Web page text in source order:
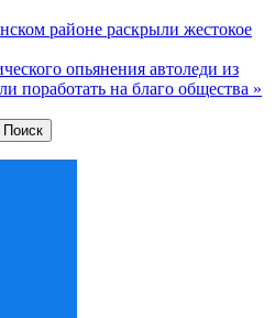
районе раскрыли жестокое
опьянения автоледи из
поработать на благо общества »
Поиск